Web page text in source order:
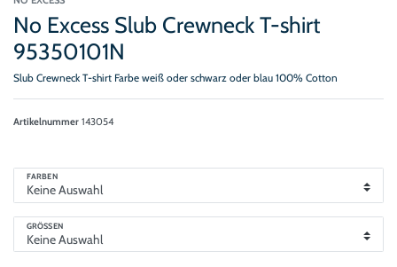
No Excess Slub Crewneck T-shirt
95350101N
Slub Crewneck T-shirt Farbe weiß oder schwarz oder blau 100% Cotton
Artikelnummer 143054
FARBEN
GRÖSSEN